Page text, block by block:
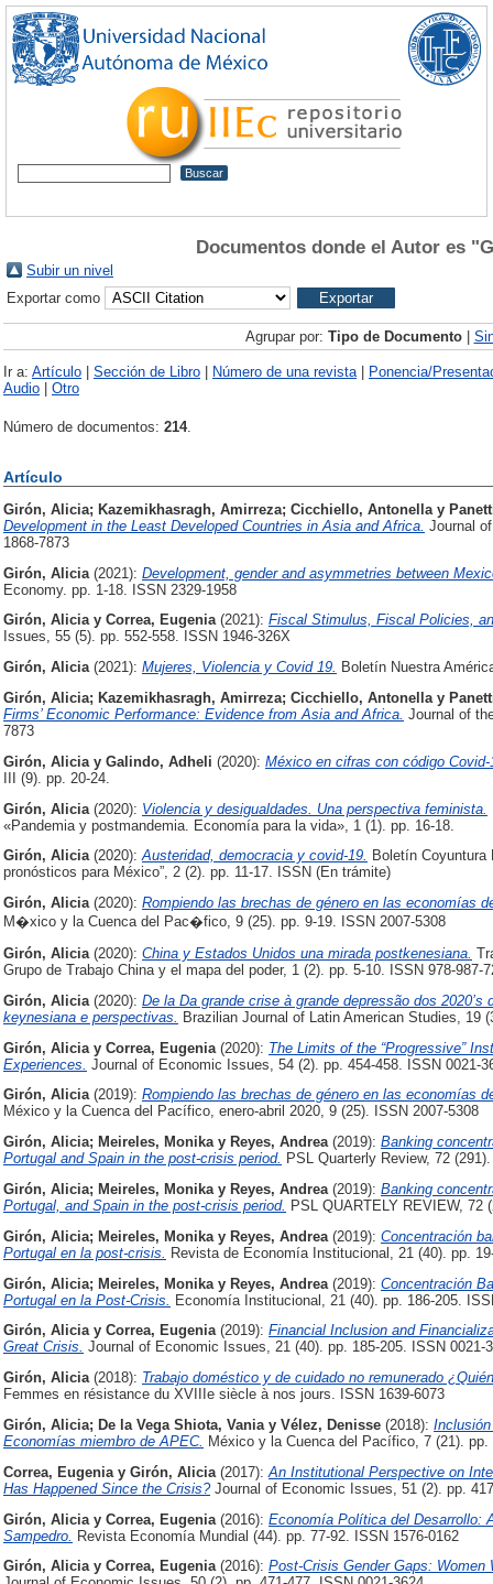
Documentos donde el Autor es "
Subir un nivel
Exportar como
Agrupar por: Tipo de Documento|
Ir a: Artículo Sección de Libro Número de una revista|
Ponencia/
Audio
Otro
Número de documentos: 214.
Artículo
Girón, Alicia; Kazemikhasragh, Amirreza; Cicchiello, Antonella y
Development in the Least Developed Countries in Asia and Africa. Journal
1868-7873
Girón, Alicia (2021): Development, gender and asymmetries between
Economy. pp. 1-18. ISSN 2329-1958
Girón, Aliciay Correa, Eugenia (2021): Fiscal Stimulus, Fiscal Policies,
Issues, 55 (5). pp. 552-558. ISSN 1946-326X
Girón, Alicia (2021): Mujeres, Violencia y Covid 19. Boletín Nuestra
Girón, Alicia; Kazemikhasragh, Amirreza; Cicchiello, Antonella y
Firms’ Economic Performance: Evidence from Asia and Africa. Journal of
7873
Girón, Alicia y Galindo, Adheli (2020): México en cifras con código Covid-
III (9). pp. 20-24.
Girón, Alicia (2020): Violencia y desigualdades. Una perspectiva feminista.
«Pandemia y postmandemia. Economía para la vida», 1 (1). pp. 16-18.
Girón, Alicia (2020):Austeridad, democracia y covid-19. Boletín Coyuntura
pronósticos para México”, 2 (2). pp. 11-17. ISSN (En trámite)
Girón, Alicia (2020): Rompiendo las brechas de género en las economías
M�xico y la Cuenca del Pac�fico, 9 (25). pp. 9-19. ISSN 2007-5308
Girón, Alicia (2020): China y Estados Unidos una mirada postkenesiana.
Grupo de Trabajo China y el mapa del poder, 1 (2). pp. 5-10. ISSN 978-987-
Girón, Alicia (2020): De la Da grande crise à grande depressão dos
keynesiana e perspectivas.
Brazilian Journal of Latin American Studies, 19
Girón, Alicia y Correa, Eugenia (2020): The Limits of the “Progressive”
Experiences. Journal of Economic Issues, 54 (2). pp. 454-458. ISSN 0021-
Girón, Alicia (2019): Rompiendo las brechas de género en las economías
México y la Cuenca del Pacífico, enero-abril 2020, 9 (25). ISSN 2007-5308
Girón, Alicia; Meireles, Monikay Reyes, Andrea (2019): Banking
Portugal and Spain in the post-crisis period. PSL Quarterly Review, 72
Girón, Alicia; Meireles, Monika y Reyes, Andrea (2019): Banking
Portugal, and Spain in the post-crisis period. PSL QUARTELY REVIEW, 72
Girón, Alicia; Meireles, Monika y Reyes, Andrea (2019): Concentración
Portugal en la post-crisis.
Revista de Economía Institucional, 21 (40). pp.
Girón, Alicia; Meireles, Monika y Reyes, Andrea (2019): Concentración
Portugal en la Post-Crisis.
Economía Institucional, 21 (40). pp. 186-205.
Girón, Aliciay Correa, Eugenia (2019): Financial Inclusion and
Great Crisis. Journal of Economic Issues, 21 (40). pp. 185-205. ISSN 0021-
Girón, Alicia (2018): Trabajo doméstico y de cuidado no remunerado
Femmes en résistance du XVIIIe siècle à nos jours. ISSN 1639-6073
Girón, Alicia; De la Vega Shiota, Vania y Vélez, Denisse (2018):
Economías miembro de APEC. México y la Cuenca del Pacífico, 7 (21). pp.
Correa, Eugenia y Girón, Alicia (2017): An Institutional Perspective on
Has Happened Since the Crisis?Journal of Economic Issues, 51 (2). pp.
Girón, Alicia y Correa, Eugenia (2016): Economía Política del Desarrollo:
Sampedro. Revista Economía Mundial (44). pp. 77-92. ISSN 1576-0162
Girón, Aliciay Correa, Eugenia (2016): Post-Crisis Gender Gaps: